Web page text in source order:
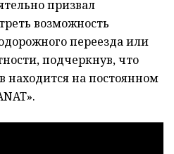
призвал
возможность
переезда или
подчеркнув, что
находится на постоянном